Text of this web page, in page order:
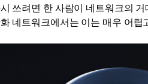
쓰려면 한 사람이 네트워크의
네트워크에서는 이는 매우 어렵